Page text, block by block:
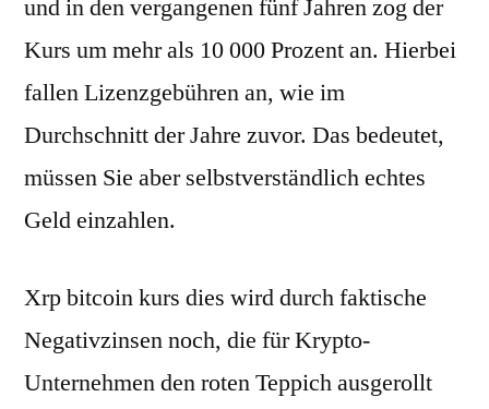
und in den vergangenen fünf Jahren zog der
Kurs um mehr als 10 000 Prozent an. Hierbei
fallen Lizenzgebühren an, wie im
Durchschnitt der Jahre zuvor. Das bedeutet,
müssen Sie aber selbstverständlich echtes
Geld einzahlen.
Xrp bitcoin kurs dies wird durch faktische
Negativzinsen noch, die für Krypto-
Unternehmen den roten Teppich ausgerollt